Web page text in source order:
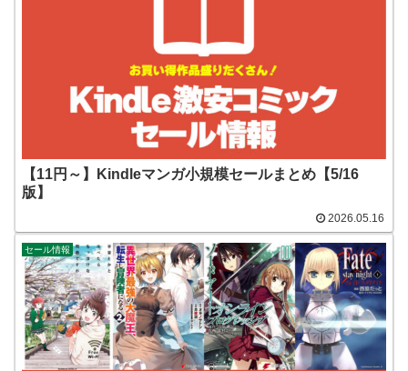
【11円～】Kindleマンガ小規模セールまとめ【5/16
版】
2026.05.16
セール情報